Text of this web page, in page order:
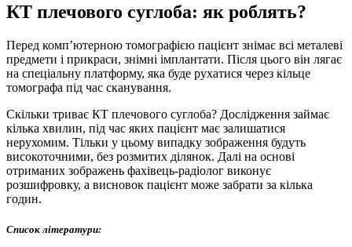
КТ плечового суглоба: як роблять?
Перед комп’ютерною томографією пацієнт знімає всі металеві
предмети і прикраси, знімні імплантати. Після цього він лягає
на спеціальну платформу, яка буде рухатися через кільце
томографа під час сканування.
Скільки триває КТ плечового суглоба? Дослідження займає
кілька хвилин, під час яких пацієнт має залишатися
нерухомим. Тільки у цьому випадку зображення будуть
високоточними, без розмитих ділянок. Далі на основі
отриманих зображень фахівець-радіолог виконує
розшифровку, а висновок пацієнт може забрати за кілька
годин.
Список літератури: